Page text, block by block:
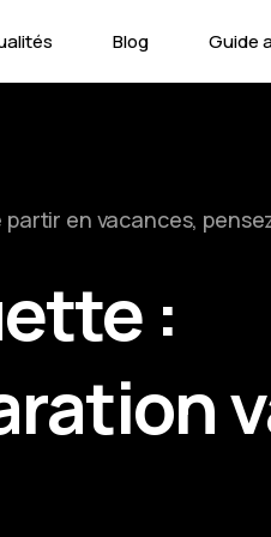
Blog Guide
partir en vacances,
: